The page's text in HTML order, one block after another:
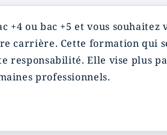
+4 ou bac +5 et vous souhaitez
carrière. Cette formation qui
responsabilité. Elle vise
professionnels.